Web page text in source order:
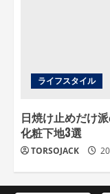
ライフスタイル
日焼け止めだけ
化粧下地3選
TORSOJACK